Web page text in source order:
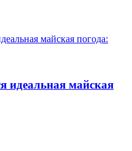
идеальная майская